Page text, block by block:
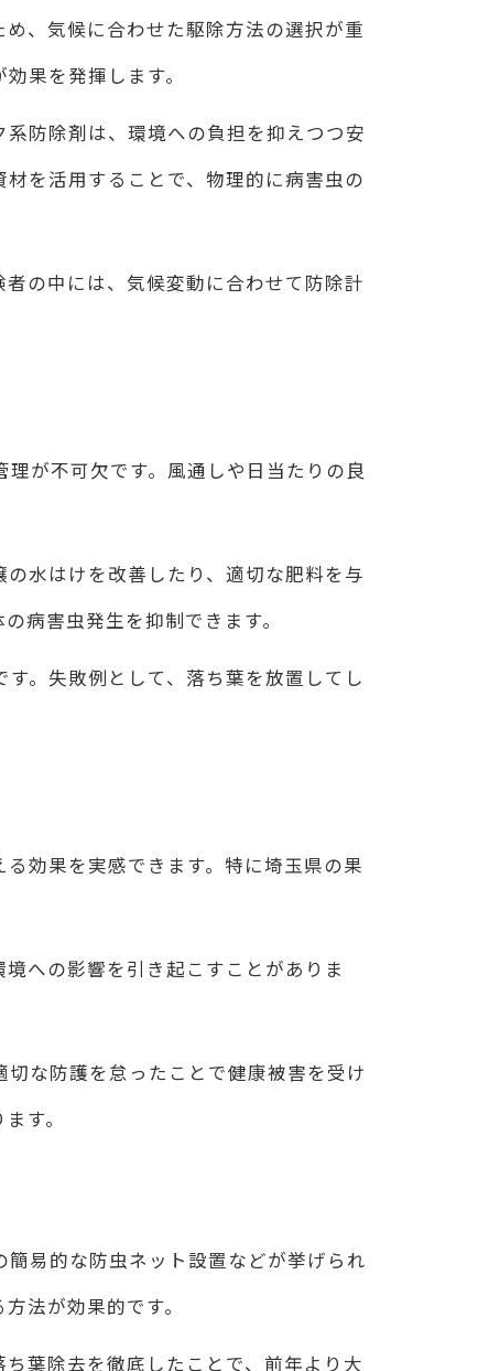
、気候に合わせた駆除方法の選択が重
果を発揮します。
防除剤は、環境への負担を抑えつつ安
を活用することで、物理的に病害虫の
の中には、気候変動に合わせて防除計
が不可欠です。風通しや日当たりの良
水はけを改善したり、適切な肥料を与
病害虫発生を抑制できます。
。失敗例として、落ち葉を放置してし
効果を実感できます。特に埼玉県の果
への影響を引き起こすことがありま
な防護を怠ったことで健康被害を受け
す。
易的な防虫ネット設置などが挙げられ
法が効果的です。
葉除去を徹底したことで、前年より大